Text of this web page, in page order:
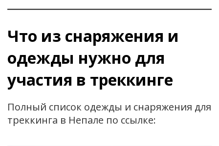
Что из снаряжения и
одежды нужно для
участия в треккинге
Полный список одежды и снаряжения для
треккинга в Непале по ссылке: